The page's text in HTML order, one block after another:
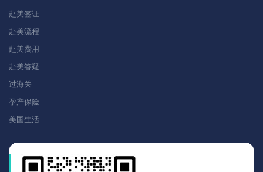
赴美签证
赴美流程
赴美费用
赴美答疑
过海关
孕产保险
美国生活